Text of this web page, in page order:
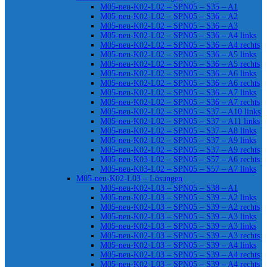
M05-neu-K02-L02 – SPN05 – S35 – A1
M05-neu-K02-L02 – SPN05 – S36 – A2
M05-neu-K02-L02 – SPN05 – S36 – A3
M05-neu-K02-L02 – SPN05 – S36 – A4 links
M05-neu-K02-L02 – SPN05 – S36 – A4 rechts
M05-neu-K02-L02 – SPN05 – S36 – A5 links
M05-neu-K02-L02 – SPN05 – S36 – A5 rechts
M05-neu-K02-L02 – SPN05 – S36 – A6 links
M05-neu-K02-L02 – SPN05 – S36 – A6 rechts
M05-neu-K02-L02 – SPN05 – S36 – A7 links
M05-neu-K02-L02 – SPN05 – S36 – A7 rechts
M05-neu-K02-L02 – SPN05 – S37 – A10 links
M05-neu-K02-L02 – SPN05 – S37 – A11 links
M05-neu-K02-L02 – SPN05 – S37 – A8 links
M05-neu-K02-L02 – SPN05 – S37 – A9 links
M05-neu-K02-L02 – SPN05 – S37 – A9 rechts
M05-neu-K03-L02 – SPN05 – S57 – A6 rechts
M05-neu-K03-L02 – SPN05 – S57 – A7 links
M05-neu-K02-L03 – Lösungen
M05-neu-K02-L03 – SPN05 – S38 – A1
M05-neu-K02-L03 – SPN05 – S39 – A2 links
M05-neu-K02-L03 – SPN05 – S39 – A2 rechts
M05-neu-K02-L03 – SPN05 – S39 – A3 links
M05-neu-K02-L03 – SPN05 – S39 – A3 links
M05-neu-K02-L03 – SPN05 – S39 – A3 rechts
M05-neu-K02-L03 – SPN05 – S39 – A4 links
M05-neu-K02-L03 – SPN05 – S39 – A4 rechts
M05-neu-K02-L03 – SPN05 – S39 – A4 rechts